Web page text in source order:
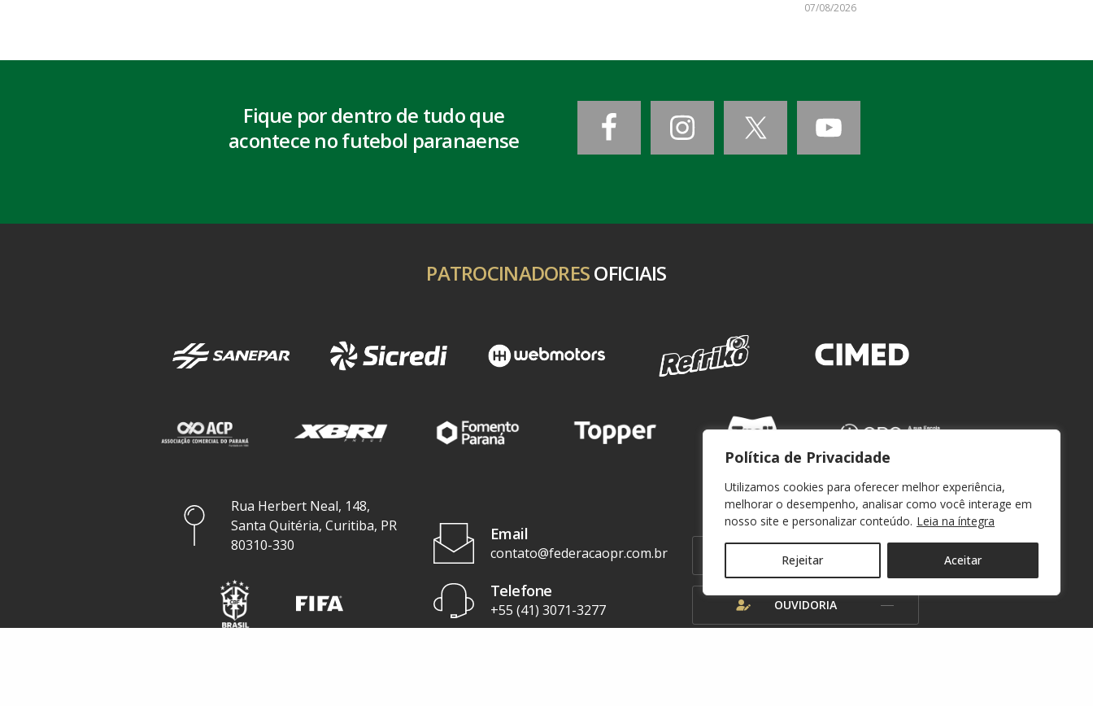
Política de Privacidade
Utilizamos cookies para oferecer melhor experiência,
melhorar o desempenho, analisar como você interage em
nosso site e personalizar conteúdo. Leia na íntegra
Rejeitar Aceitar
07/08/2026
Fique por dentro de tudo que
acontece no futebol paranaense
PATROCINADORESOFICIAIS
Rua Herbert Neal, 148,
Santa Quitéria, Curitiba, PR
80310-330
Email
contato@federacaopr.com.br
Telefone
+55 (41) 3071-3277
WEBMAIL
OUVIDORIA